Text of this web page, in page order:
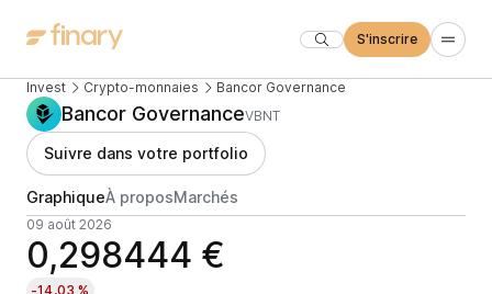
S'inscrire
Invest Crypto-monnaies Bancor Governance
Bancor GovernanceVBNT
Suivre dans votre portfolio
GraphiqueÀ proposMarchés
09 août 2026
0,298444 €
-14,03 %